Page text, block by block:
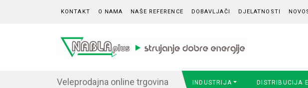
KONTAKT O NAMA NAŠE REFERENCE DOBAVLJAČI DJELATNOSTI
Veleprodajna online trgovina INDUSTRIJA DISTRIBUCIJA